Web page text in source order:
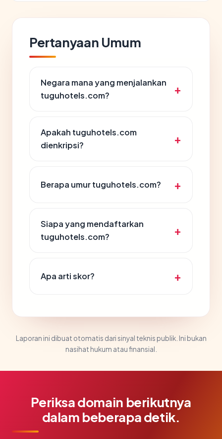
Pertanyaan Umum
Negara mana yang menjalankan
tuguhotels.com?
Apakah tuguhotels.com
dienkripsi?
Berapa umur tuguhotels.com?
Siapa yang mendaftarkan
tuguhotels.com?
Apa arti skor?
Laporan ini dibuat otomatis dari sinyal teknis publik. Ini bukan
nasihat hukum atau finansial.
Periksa domain berikutnya
dalam beberapa detik.